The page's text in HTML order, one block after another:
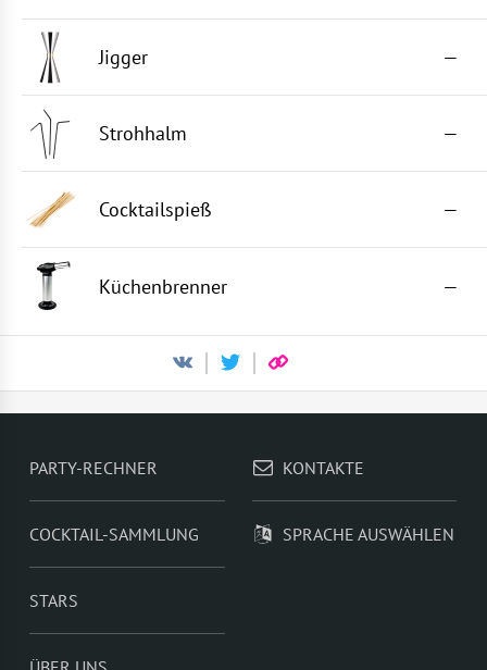
Jigger —
Strohhalm —
Cocktailspieß —
Küchenbrenner —
PARTY-RECHNER
COCKTAIL-SAMMLUNG
STARS
KONTAKTE
SPRACHE AUSWÄHLEN